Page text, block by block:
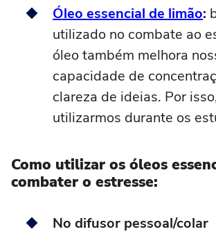
Óleo essencial de limão:
utilizado no combate ao
óleo também melhora
capacidade de
clareza de ideias. Por
utilizarmos durante os
Como utilizar os óleos
combater o estresse:
No difusor pessoal/colar